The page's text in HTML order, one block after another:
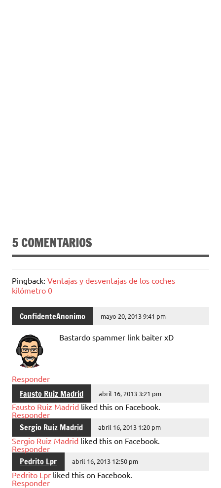
5 COMENTARIOS
Pingback: Ventajas y desventajas de los coches
kilómetro 0
ConfidenteAnonimo mayo 20, 2013 9:41 pm
Bastardo spammer link baiter xD
Responder
Fausto Ruiz Madrid abril 16, 2013 3:21 pm
Fausto Ruiz Madrid liked this on Facebook.
Responder
Sergio Ruiz Madrid abril 16, 2013 1:20 pm
Sergio Ruiz Madrid liked this on Facebook.
Responder
Pedrito Lpr abril 16, 2013 12:50 pm
Pedrito Lpr liked this on Facebook.
Responder